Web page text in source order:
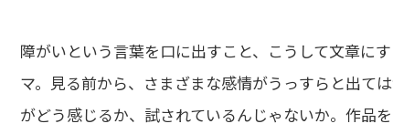
障がいという言葉を口に出すこと、こうして文章に
マ。見る前から、さまざまな感情がうっすらと出て
がどう感じるか、試されているんじゃないか。作品